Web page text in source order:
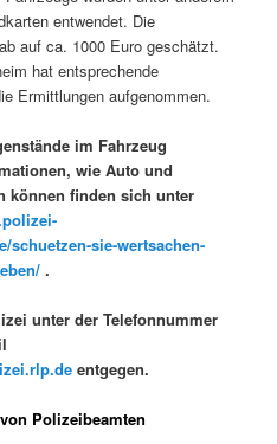
entwendet. Die
auf ca. 1000 Euro geschätzt.
hat entsprechende
Ermittlungen aufgenommen.
im Fahrzeug
wie Auto und
können finden sich unter
schuetzen-sie-wertsachen-
.
unter der Telefonnummer
entgegen.
Polizeibeamten